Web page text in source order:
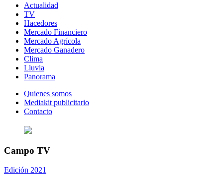
Actualidad
TV
Hacedores
Mercado Financiero
Mercado Agrícola
Mercado Ganadero
Clima
Lluvia
Panorama
Quienes somos
Mediakit publicitario
Contacto
Campo TV
Edición 2021